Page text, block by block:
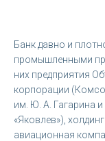
Банк давно и
промышленными
них предприятия
корпорации
им. Ю. А. Гагарина
«Яковлев»),
авиационная